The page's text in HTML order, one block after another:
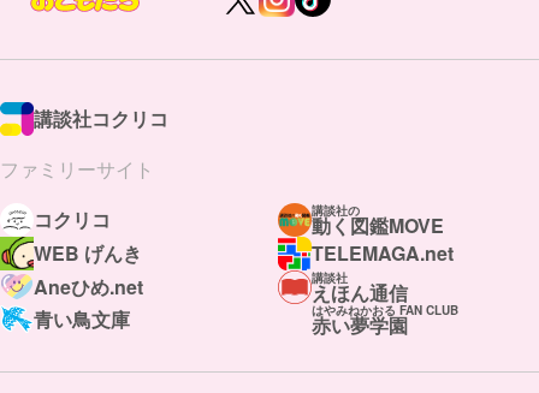
講談社コクリコ
ファミリーサイト
コクリコ
講談社の
動く図鑑MOVE
WEB げんき
TELEMAGA.net
Aneひめ.net
講談社
えほん通信
青い鳥文庫
はやみねかおる FAN CLUB
赤い夢学園